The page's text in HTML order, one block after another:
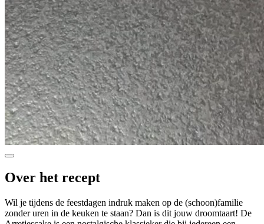
Over het recept
Wil je tijdens de feestdagen indruk maken op de (schoon)familie
zonder uren in de keuken te staan? Dan is dit jouw droomtaart! De